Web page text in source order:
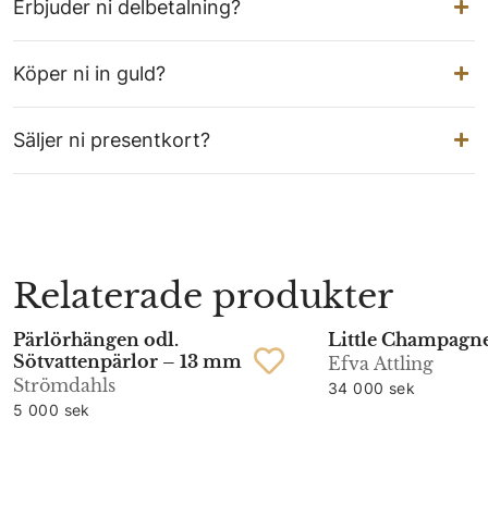
Erbjuder ni delbetalning?
Köper ni in guld?
Säljer ni presentkort?
Relaterade produkter
Pärlörhängen odl.
Sötvattenpärlor – 13 mm
Strömdahls
5 000 sek
Little
Efva Attling
34 000 sek